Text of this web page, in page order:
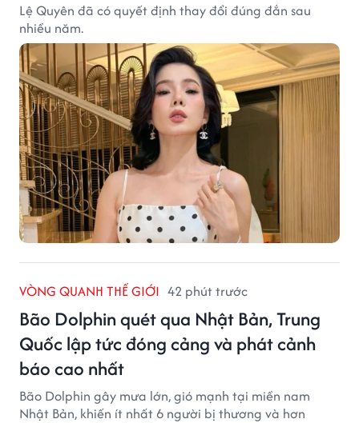
Lệ Quyên đã có quyết định thay đổi đúng đắn sau
nhiều năm.
VÒNG QUANH THẾ GIỚI 42 phút trước
Bão Dolphin quét qua Nhật Bản, Trung
Quốc lập tức đóng cảng và phát cảnh
báo cao nhất
Bão Dolphin gây mưa lớn, gió mạnh tại miền nam
Nhật Bản, khiến ít nhất 6 người bị thương và hơn